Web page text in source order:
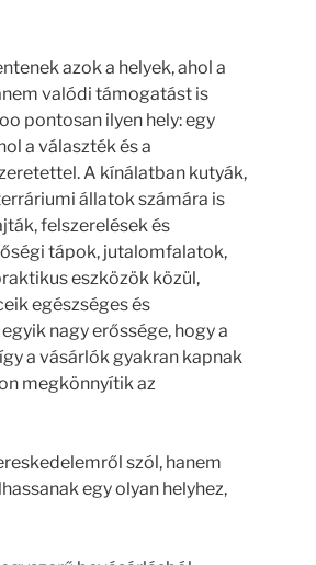
azok a helyek, ahol a
valódi támogatást is
pontosan ilyen hely: egy
a választék és a
A kínálatban kutyák,
állatok számára is
felszerelések és
tápok, jutalomfalatok,
eszközök közül,
egészséges és
nagy erőssége, hogy a
a vásárlók gyakran kapnak
megkönnyítik az
szól, hanem
egy olyan helyhez,